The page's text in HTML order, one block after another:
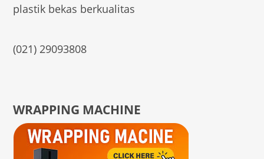
plastik bekas berkualitas
(021) 29093808
WRAPPING MACHINE